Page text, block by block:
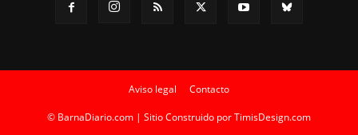
Aviso legal Contacto
© BarnaDiario.com | Sitio Construido porTimisDesign.com